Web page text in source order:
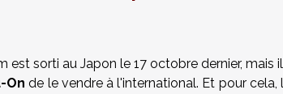
est sorti au Japon le 17 octobre dernier,
On de le vendre à l'international. Et pour